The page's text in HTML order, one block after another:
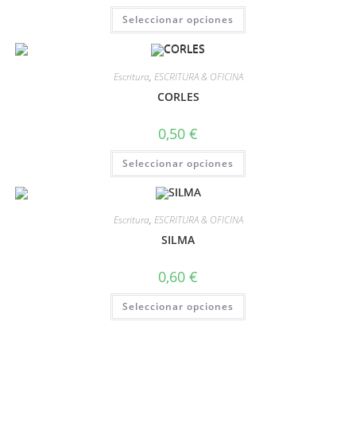
Seleccionar opciones
Escritura, ESCRITURA & OFICINA
CORLES
0,50 €
Seleccionar opciones
Escritura, ESCRITURA & OFICINA
SILMA
0,60 €
Seleccionar opciones